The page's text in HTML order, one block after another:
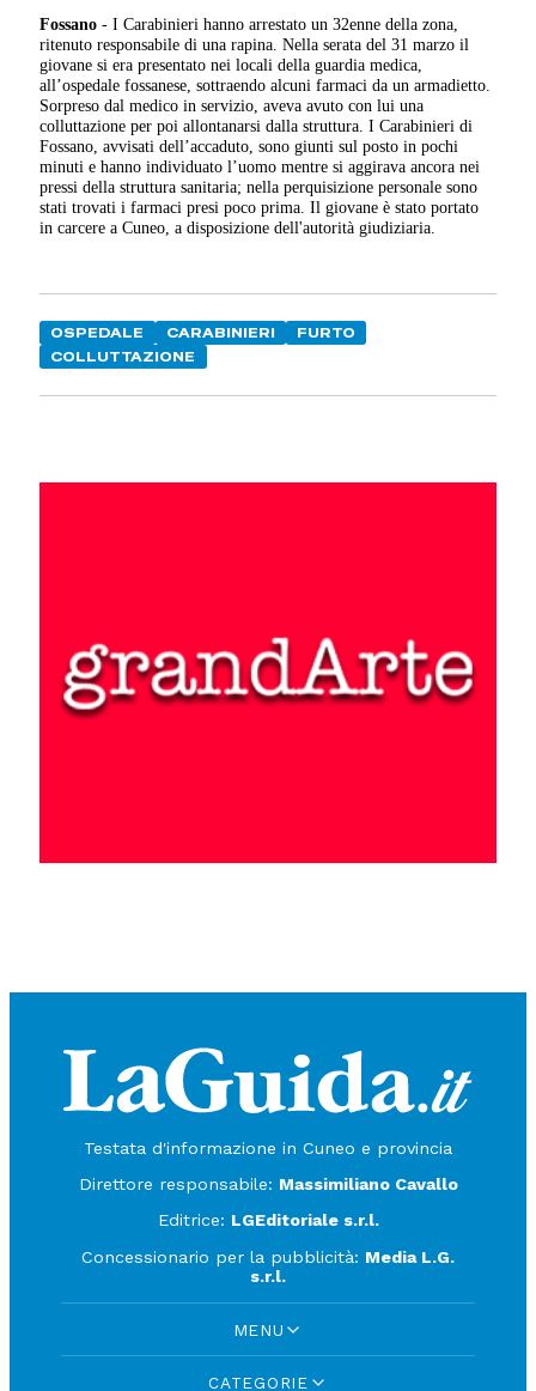
Fossano - I Carabinieri hanno arrestato un 32enne della zona,
ritenuto responsabile di una rapina. Nella serata del 31 marzo il
giovane si era presentato nei locali della guardia medica,
all’ospedale fossanese, sottraendo alcuni farmaci da un armadietto.
Sorpreso dal medico in servizio, aveva avuto con lui una
colluttazione per poi allontanarsi dalla struttura. I Carabinieri di
Fossano, avvisati dell’accaduto, sono giunti sul posto in pochi
minuti e hanno individuato l’uomo mentre si aggirava ancora nei
pressi della struttura sanitaria; nella perquisizione personale sono
stati trovati i farmaci presi poco prima. Il giovane è stato portato
in carcere a Cuneo, a disposizione dell'autorità giudiziaria.
OSPEDALE CARABINIERI
FURTO
COLLUTTAZIONE
Testata d'informazione in Cuneo e provincia
Direttore responsabile: Massimiliano Cavallo
Editrice: LGEditoriale s.r.l.
Concessionario per la pubblicità: Media L.G.
s.r.l.
MENU
CATEGORIE